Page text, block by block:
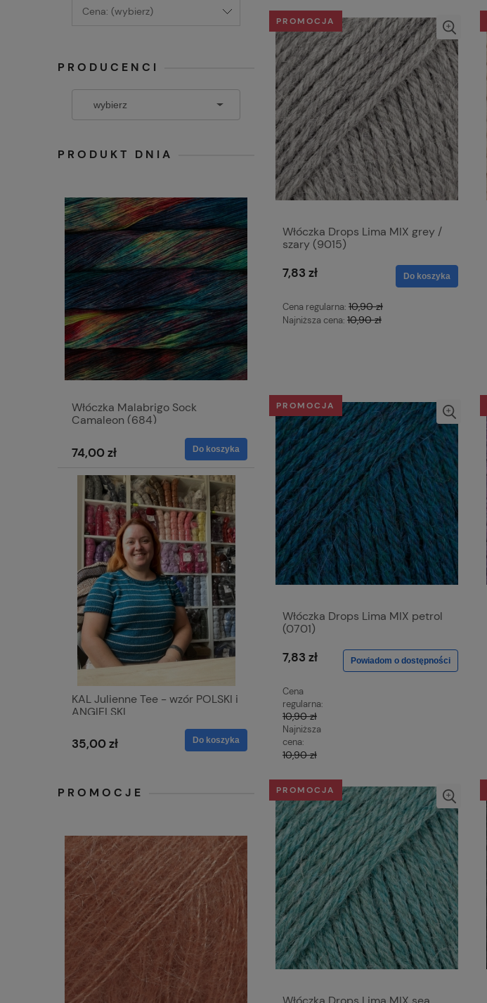
Cena: (wybierz)
PRODUCENCI
PRODUKT DNIA
Włóczka Malabrigo Sock
Camaleon (684)
74,00 zł Do koszyka
KAL Julienne Tee - wzór POLSKI i
ANGIELSKI
35,00 zł Do koszyka
PROMOCJE
Włóczka Drops Lima MIX grey /
szary (9015)
7,83 zł
Cena regularna: 10,90 zł
Najniższa cena: 10,90 zł
Do koszyka
PROMOCJA
Włóczka Drops Lima MIX petrol
(0701)
7,83 zł
Cena
regularna:
10,90 zł
Najniższa
cena:
10,90 zł
Powiadom o dostępności
PROMOCJA
PROMOCJA